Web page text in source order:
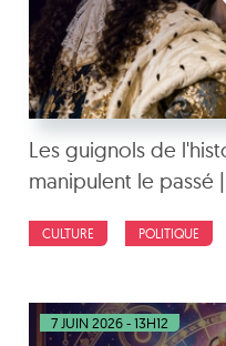
Les guignols de
manipulent le passé
CULTURE POLITIQUE
7 JUIN 2026 - 13H12